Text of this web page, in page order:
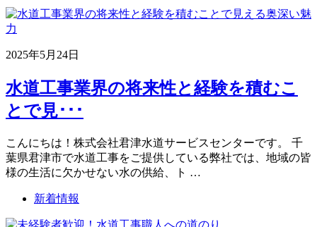
2025年5月24日
水道工事業界の将来性と経験を積むこ
とで見･･･
こんにちは！株式会社君津水道サービスセンターです。 千
葉県君津市で水道工事をご提供している弊社では、地域の皆
様の生活に欠かせない水の供給、ト …
新着情報